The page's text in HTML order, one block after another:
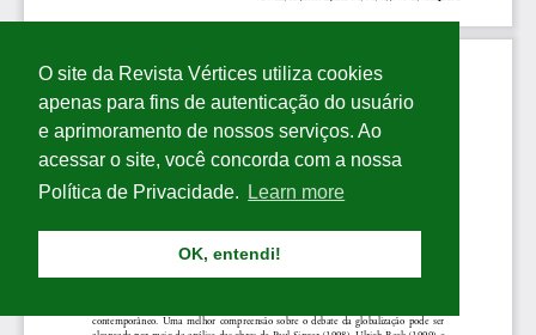
O site da Revista Vértices utiliza cookies
apenas para fins de autenticação do usuário
e aprimoramento de nossos serviços. Ao
acessar o site, você concorda com a nossa
Política de Privacidade.
Learn more
OK, entendi!